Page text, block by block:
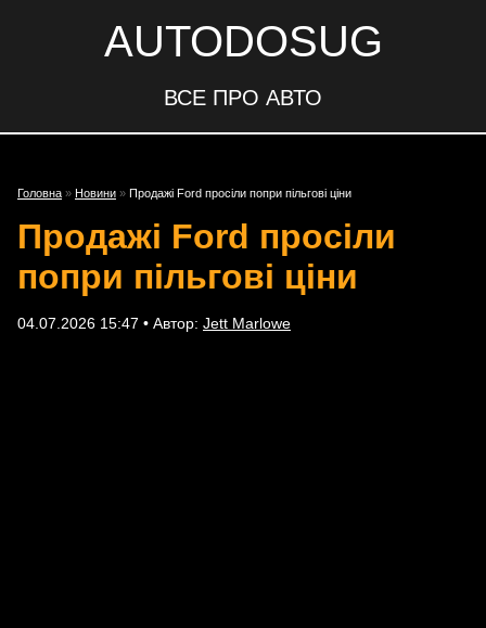
AUTODOSUG
ВСЕ ПРО АВТО
Головна » Новини » Продажі Ford просіли попри пільгові ціни
Продажі Ford просіли
попри пільгові ціни
04.07.2026 15:47 • Автор: Jett Marlowe